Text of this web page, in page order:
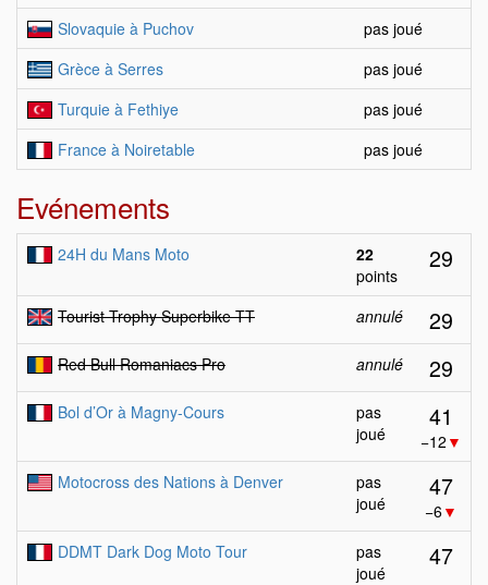
Slovaquie à Puchov
pas joué
Grèce à Serres
pas joué
Turquie à Fethiye
pas joué
France à Noiretable
pas joué
Evénements
24H du Mans Moto
22
points
29
Tourist Trophy Superbike TT annulé 29
Red Bull Romaniacs Pro annulé 29
Bol d’Or à Magny-Cours
pas
joué
41
−12 ▼
Motocross des Nations à Denver
pas
joué
47
−6▼
DDMT Dark Dog Moto Tour
pas
joué
47